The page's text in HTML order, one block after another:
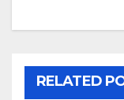
RELATED